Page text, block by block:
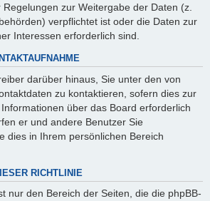
zur Weitergabe der Daten (z.
verpflichtet ist oder die Daten zur
Interessen erforderlich sind.
darüber hinaus, Sie unter den von
zu kontaktieren, sofern dies zur
über das Board erforderlich
er und andere Benutzer Sie
dies in Ihrem persönlichen Bereich
RICHTLINIE
nur den Bereich der Seiten, die die phpBB-